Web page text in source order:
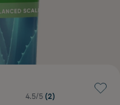
4.5/5 (2)